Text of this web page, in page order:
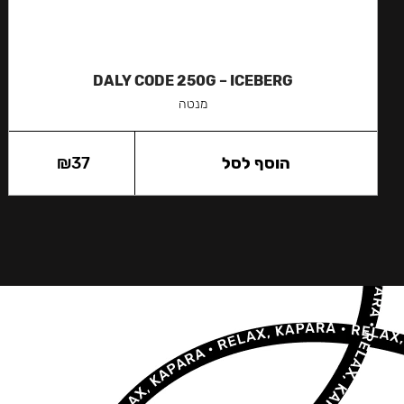
DALY CODE 250G – ICEBERG
מנטה
₪37 הוסף לסל